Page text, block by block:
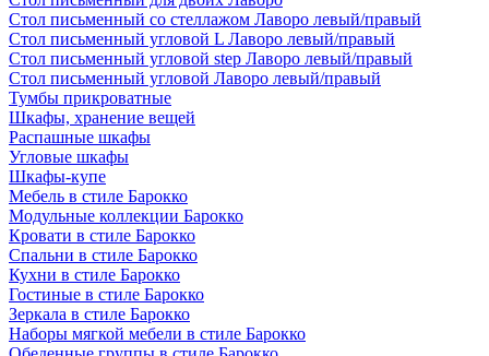
Стол письменный со стеллажом Лаворо левый/правый
Стол письменный угловой L Лаворо левый/правый
Стол письменный угловой step Лаворо левый/правый
Стол письменный угловой Лаворо левый/правый
Тумбы прикроватные
Шкафы, хранение вещей
Распашные шкафы
Угловые шкафы
Шкафы-купе
Мебель в стиле Барокко
Модульные коллекции Барокко
Кровати в стиле Барокко
Спальни в стиле Барокко
Кухни в стиле Барокко
Гостиные в стиле Барокко
Зеркала в стиле Барокко
Наборы мягкой мебели в стиле Барокко